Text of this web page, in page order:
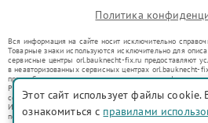
Политика
Вся информация на сайте носит исключительно
Товарные знаки используются исключительно для
сервисные центры orl.bauknecht-fix.ru предоставляют
в неавторизованных сервисных центрах orl.bauknecht-
правообладателями товарных знаков или их
Ремонт осуществляется для устройств, уже введенных в
со статьей 1487 ГК РФ.
Использование товарных знаков не преследует цели
потребителей в заблуждение, а служит для
Этот сайт использует файлы cookie.
ознакомиться с правилами